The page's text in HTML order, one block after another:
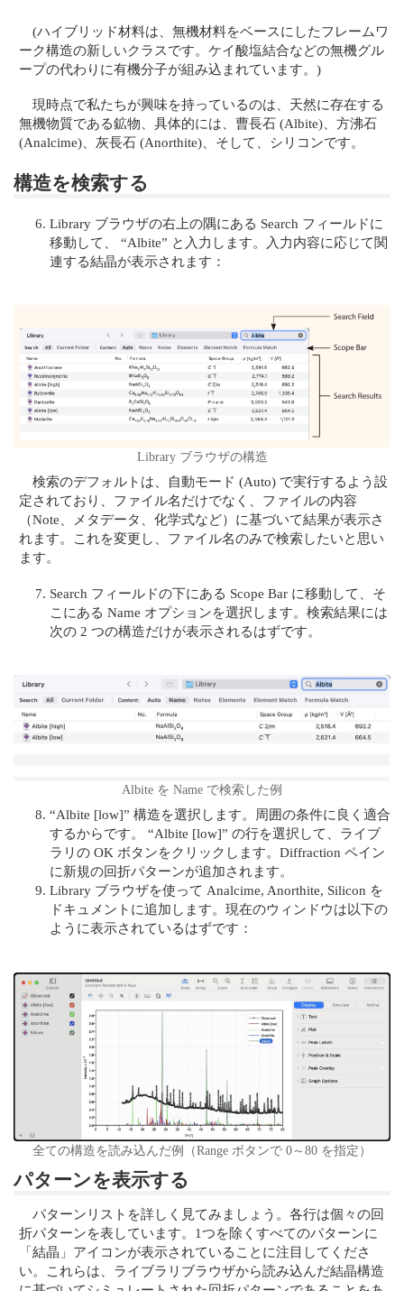
(ハイブリッド材料は、無機材料をベースにしたフレームワ
ーク構造の新しいクラスです。ケイ酸塩結合などの無機グル
ープの代わりに有機分子が組み込まれています。)
現時点で私たちが興味を持っているのは、天然に存在する
無機物質である鉱物、具体的には、曹長石 (Albite)、方沸石
(Analcime)、灰長石 (Anorthite)、そして、シリコンです。
構造を検索する
Library ブラウザの右上の隅にある Search フィールドに
移動して、 “Albite” と入力します。入力内容に応じて関
連する結晶が表示されます：
Library ブラウザの構造
検索のデフォルトは、自動モード (Auto) で実行するよう設
定されており、ファイル名だけでなく、ファイルの内容
（Note、メタデータ、化学式など）に基づいて結果が表示さ
れます。これを変更し、ファイル名のみで検索したいと思い
ます。
Search フィールドの下にある Scope Bar に移動して、そ
こにある Name オプションを選択します。検索結果には
次の 2 つの構造だけが表示されるはずです。
Albite を Name で検索した例
“Albite [low]” 構造を選択します。周囲の条件に良く適合
するからです。 “Albite [low]” の行を選択して、ライブ
ラリの OK ボタンをクリックします。Diffraction ペイン
に新規の回折パターンが追加されます。
Library ブラウザを使って Analcime, Anorthite, Silicon を
ドキュメントに追加します。現在のウィンドウは以下の
ように表示されているはずです：
全ての構造を読み込んだ例（Range ボタンで 0～80 を指定）
パターンを表示する
パターンリストを詳しく見てみましょう。各行は個々の回
折パターンを表しています。1つを除くすべてのパターンに
「結晶」アイコンが表示されていることに注目してくださ
い。これらは、ライブラリブラウザから読み込んだ結晶構造